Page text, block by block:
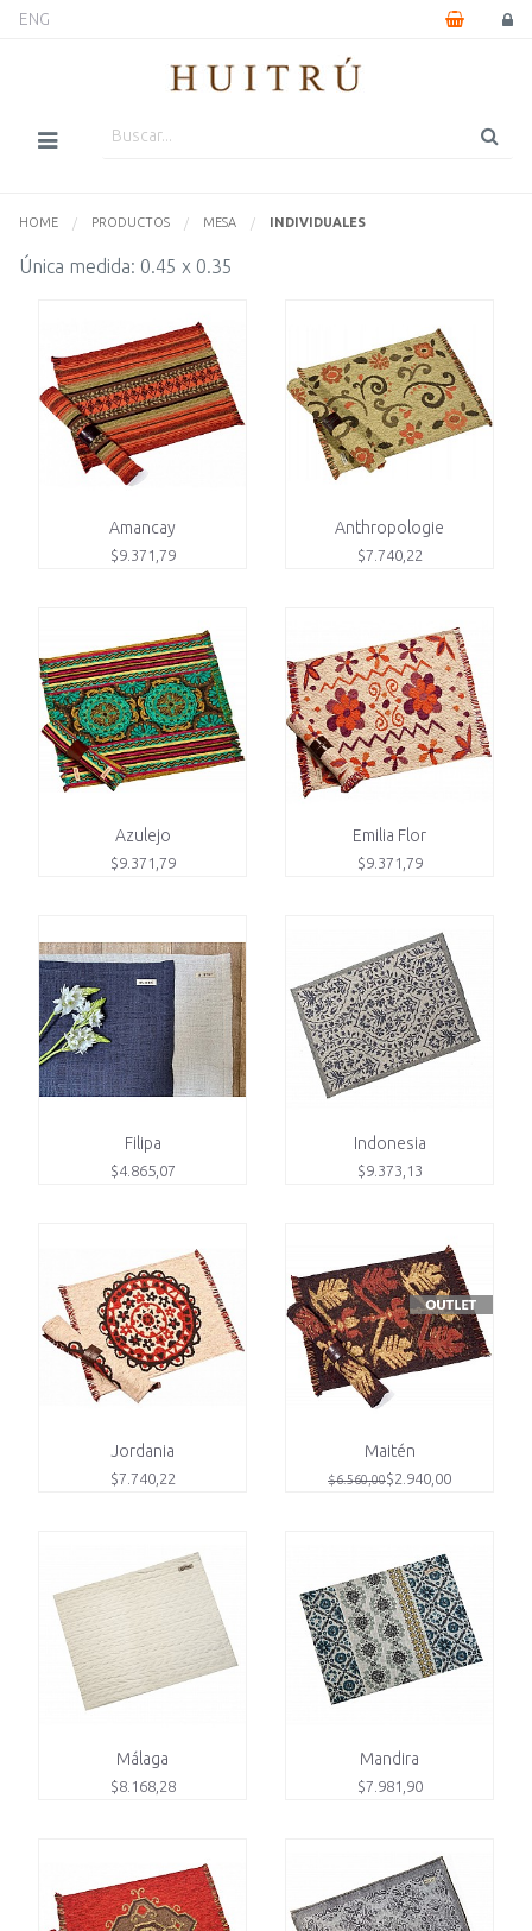
ENG
HOME PRODUCTOS MESA ACTUALMENTE:
INDIVIDUALES
Única medida: 0.45 x 0.35
Amancay
$9.371,79
Anthropologie
$7.740,22
Azulejo
$9.371,79
Emilia Flor
$9.371,79
Filipa
$4.865,07
Indonesia
$9.373,13
Jordania
$7.740,22
Maitén
$6.560,00$2.940,00
Málaga
$8.168,28
Mandira
$7.981,90